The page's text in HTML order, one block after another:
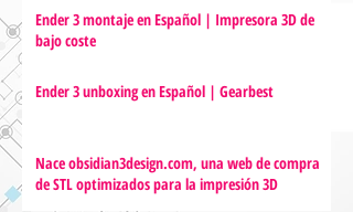
Ender 3 montaje en Español | Impresora 3D de
bajo coste
Ender 3 unboxing en Español | Gearbest
Nace obsidian3design.com, una web de compra
de STL optimizados para la impresión 3D